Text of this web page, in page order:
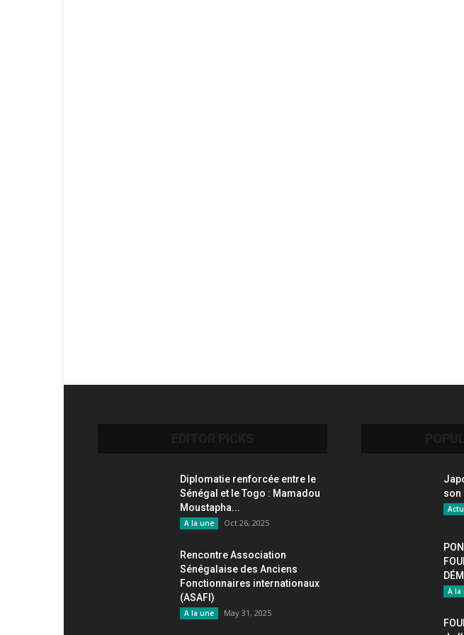
Diplomatie renforcée entre le
Sénégal et le Togo : Mamadou
Moustapha...
A la une Oct 26, 2025
Rencontre Association
Sénégalaise des Anciens
Fonctionnaires internationaux
(ASAFI)
A la une May 31, 2025
son
A la